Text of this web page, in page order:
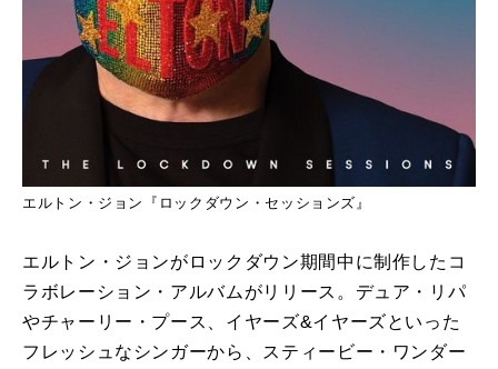
エルトン・ジョン『ロックダウン・セッションズ』
エルトン・ジョンがロックダウン期間中に制作したコ
ラボレーション・アルバムがリリース。デュア・リパ
やチャーリー・プース、イヤーズ&イヤーズといった
フレッシュなシンガーから、スティービー・ワンダー